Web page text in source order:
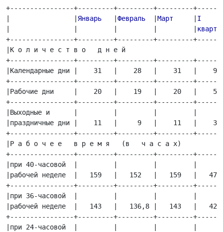
+----------------+---------+---------+---------
Январь Февраль Март I
+----------------+---------+---------+---------
|К о л и ч е с т в о   д н е й
+----------------+---------+---------+---------
|Календарные дни |    31   |    28   |    31   |
+----------------+---------+---------+---------
|Рабочие дни     |    20   |    19   |    20   |
+----------------+---------+---------+---------
|Выходные и      |         |         |         |
|праздничные дни |    11   |     9   |    11   |
+----------------+---------+---------+---------
|Р а б о ч е е   в р е м я   (в   ч а с а х)
+----------------+---------+---------+---------
|при 40-часовой  |         |         |         |
|рабочей неделе  |   159   |   152   |   159   |
+----------------+---------+---------+---------
|при 36-часовой  |         |         |         |
|рабочей неделе  |   143   |   136,8 |   143   |
+----------------+---------+---------+---------
|при 24-часовой  |         |         |         |